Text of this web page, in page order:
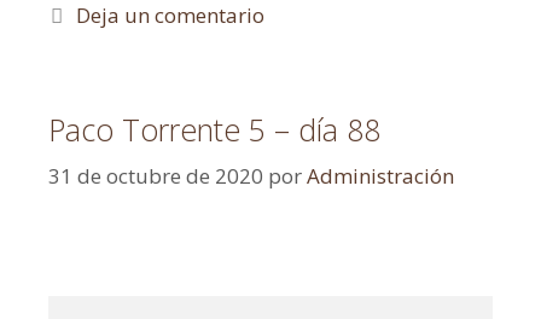
Deja un comentario
Paco Torrente 5 – día 88
31 de octubre de 2020 porAdministración